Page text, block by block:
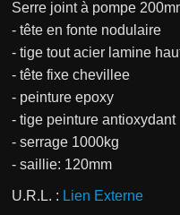
Serre joint à pompe
- tête en fonte nodulaire
- tige tout acier lamine
- tête fixe chevillee
- peinture epoxy
- tige peinture antioxydant
- serrage 1000kg
- saillie: 120mm
U.R.L. : Lien Externe